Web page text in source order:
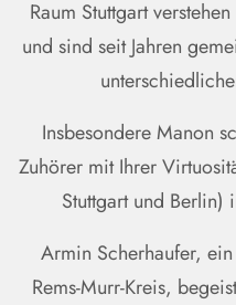
Raum Stuttgart
und sind seit Jahren
Insbesondere Manon
Zuhörer mit Ihrer
Stuttgart und Berlin)
Armin Scherhaufer,
Rems-Murr-Kreis,